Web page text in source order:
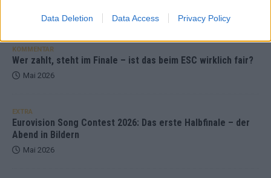
Data Deletion Data Access Privacy Policy
KOMMENTAR
Wer zahlt, steht im Finale – ist das beim ESC wirklich fair?
Mai 2026
EXTRA
Eurovision Song Contest 2026: Das erste Halbfinale – der
Abend in Bildern
Mai 2026